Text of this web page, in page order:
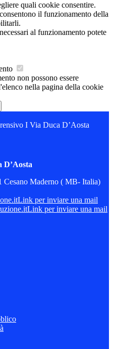
quali cookie consentire.
il funzionamento della
al funzionamento potete
non possono essere
nella pagina della cookie
I Via Duca D’Aosta
D’Aosta
Cesano Maderno ( MB- Italia)
Link per inviare una mail
Link per inviare una mail